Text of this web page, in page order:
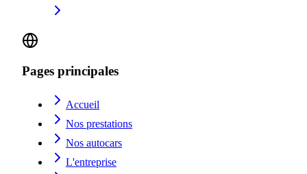
Pages principales
Accueil
Nos prestations
Nos autocars
L'entreprise